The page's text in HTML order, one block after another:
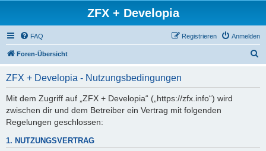
ZFX + Developia
FAQ Anmelden
Registrieren
Foren-Übersicht
ZFX + Developia - Nutzungsbedingungen
Mit dem Zugriff auf „ZFX + Developia“ („https://zfx.info“) wird
zwischen dir und dem Betreiber ein Vertrag mit folgenden
Regelungen geschlossen:
1. NUTZUNGSVERTRAG